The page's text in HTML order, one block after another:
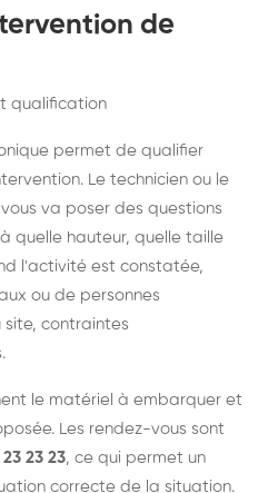
de
qualification
permet de qualifier
Le technicien ou le
va poser des questions
quelle hauteur, quelle taille
l'activité est constatée,
ou de personnes
contraintes
le matériel à embarquer et
Les rendez-vous sont
23 23 23, ce qui permet un
correcte de la situation.